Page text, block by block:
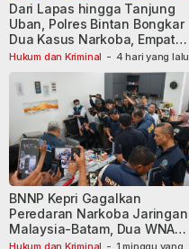
Hukum dan Kriminal - 4 hari yang lalu
Dari Lapas hingga Tanjung
Uban, Polres Bintan Bongkar
Dua Kasus Narkoba, Empat
Tersangka Dibekuk
Hukum dan Kriminal - 1 minggu yang
BNNP Kepri Gagalkan
Peredaran Narkoba Jaringan
Malaysia-Batam, Dua WNA
Masih Diburu